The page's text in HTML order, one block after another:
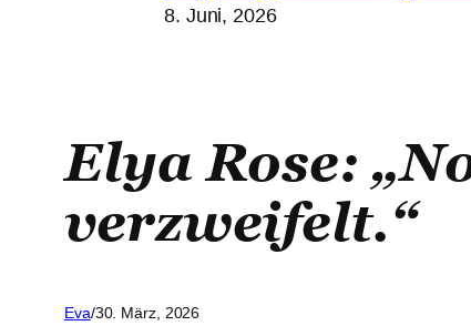
8. Juni, 2026
Elya Rose:
verzweifelt.“
Eva/30. März, 2026